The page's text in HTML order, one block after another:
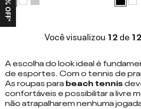
Você visualizou 12de12
A escolha do look ideal é
de esportes. Com o tennis de
As roupas parabeach tennis
confortáveis e possibilitar a livre
não atrapalharem nenhuma